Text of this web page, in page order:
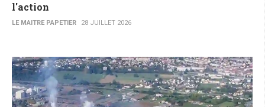
l'action
LE MAITRE PAPETIER 28 JUILLET 2026